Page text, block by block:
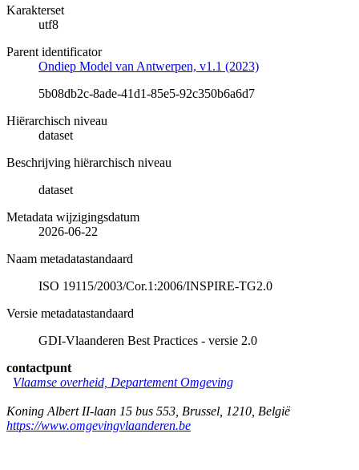
Karakterset
utf8
Parent identificator
Ondiep Model van Antwerpen, v1.1 (2023)
5b08db2c-8ade-41d1-85e5-92c350b6a6d7
Hiërarchisch niveau
dataset
Beschrijving hiërarchisch niveau
dataset
Metadata wijzigingsdatum
2026-06-22
Naam metadatastandaard
ISO 19115/2003/Cor.1:2006/INSPIRE-TG2.0
Versie metadatastandaard
GDI-Vlaanderen Best Practices - versie 2.0
contactpunt
Vlaamse overheid, Departement Omgeving
Koning Albert II-laan 15 bus 553 Brussel 1210 België
https://www.omgevingvlaanderen.be